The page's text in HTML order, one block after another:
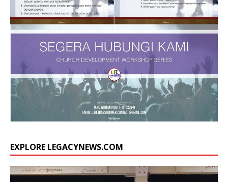
EXPLORE LEGACYNEWS.COM